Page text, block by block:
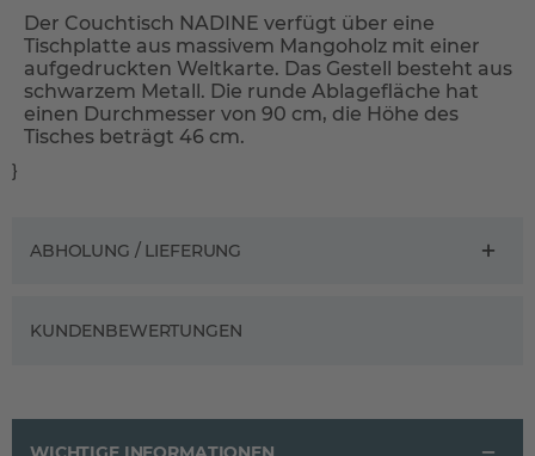
Der Couchtisch NADINE verfügt über eine
Tischplatte aus massivem Mangoholz mit einer
aufgedruckten Weltkarte. Das Gestell besteht aus
schwarzem Metall. Die runde Ablagefläche hat
einen Durchmesser von 90 cm, die Höhe des
Tisches beträgt 46 cm.
}
ABHOLUNG / LIEFERUNG
KUNDENBEWERTUNGEN